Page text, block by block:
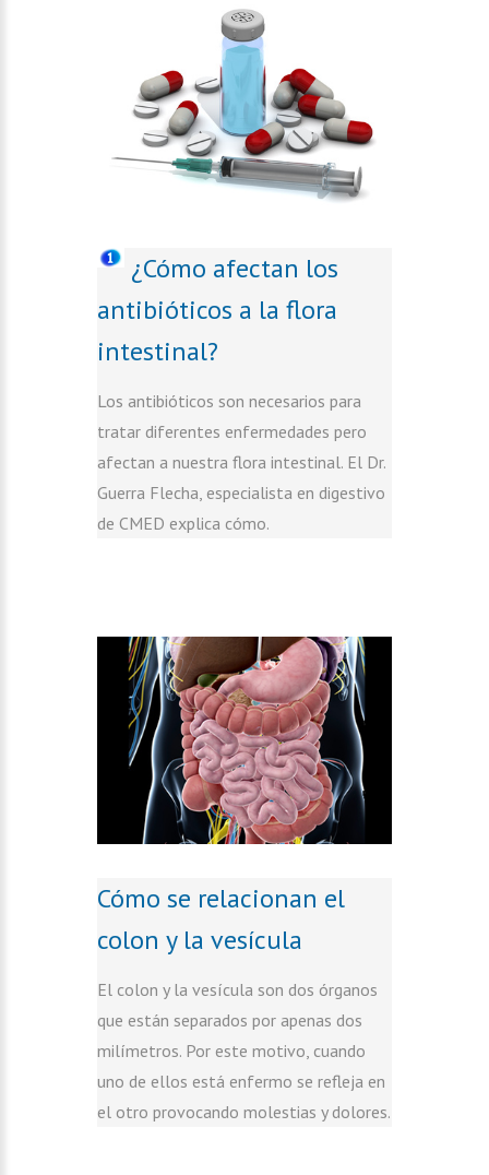
¿Cómo afectan los
antibióticos a la flora
intestinal?
Los antibióticos son necesarios para
tratar diferentes enfermedades pero
afectan a nuestra flora intestinal. El Dr.
Guerra Flecha, especialista en digestivo
de CMED explica cómo.
Cómo se relacionan el
colon y la vesícula
El colon y la vesícula son dos órganos
que están separados por apenas dos
milímetros. Por este motivo, cuando
uno de ellos está enfermo se refleja en
el otro provocando molestias y dolores.